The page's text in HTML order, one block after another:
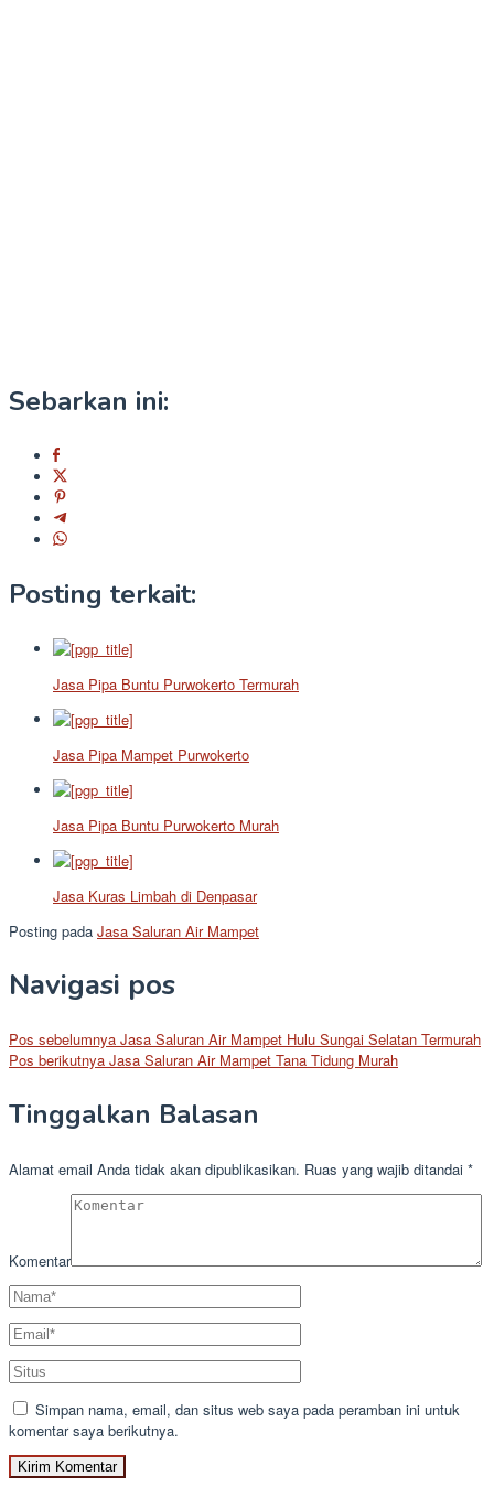
Sebarkan ini:
Posting terkait:
Jasa Pipa Buntu Purwokerto Termurah
Jasa Pipa Mampet Purwokerto
Jasa Pipa Buntu Purwokerto Murah
Jasa Kuras Limbah di Denpasar
Posting pada Jasa Saluran Air Mampet
Navigasi pos
Pos sebelumnya Jasa Saluran Air Mampet Hulu Sungai Selatan Termurah
Pos berikutnya Jasa Saluran Air Mampet Tana Tidung Murah
Tinggalkan Balasan
Alamat email Anda tidak akan dipublikasikan. Ruas yang wajib ditandai *
Komentar
Simpan nama, email, dan situs web saya pada peramban ini untuk
komentar saya berikutnya.